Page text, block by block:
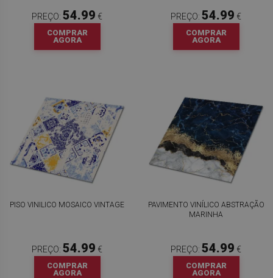
PREÇO: 54.99 €
COMPRAR
AGORA
PREÇO: 54.99 €
COMPRAR
AGORA
PISO VINILICO MOSAICO VINTAGE
PREÇO: 54.99 €
COMPRAR
AGORA
PAVIMENTO VINÍLICO ABSTRAÇÃO
MARINHA
PREÇO: 54.99 €
COMPRAR
AGORA